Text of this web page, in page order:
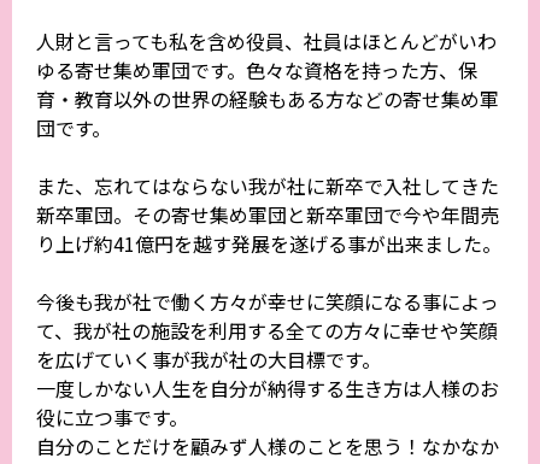
人財と言っても私を含め役員、社員はほとんどがいわ
ゆる寄せ集め軍団です。色々な資格を持った方、保
育・教育以外の世界の経験もある方などの寄せ集め軍
団です。
また、忘れてはならない我が社に新卒で入社してきた
新卒軍団。その寄せ集め軍団と新卒軍団で今や年間売
り上げ約41億円を越す発展を遂げる事が出来ました。
今後も我が社で働く方々が幸せに笑顔になる事によっ
て、我が社の施設を利用する全ての方々に幸せや笑顔
を広げていく事が我が社の大目標です。
一度しかない人生を自分が納得する生き方は人様のお
役に立つ事です。
自分のことだけを顧みず人様のことを思う！なかなか